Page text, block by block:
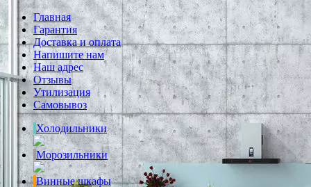
Главная
Гарантия
Доставка и оплата
Напишите нам
Наш адрес
Отзывы
Утилизация
Самовывоз
Холодильники
Морозильники
Винные шкафы